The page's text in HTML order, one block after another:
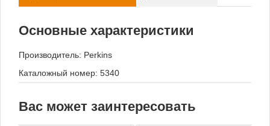
Основные характеристики
Производитель: Perkins
Каталожный номер: 5340
Вас может заинтересовать